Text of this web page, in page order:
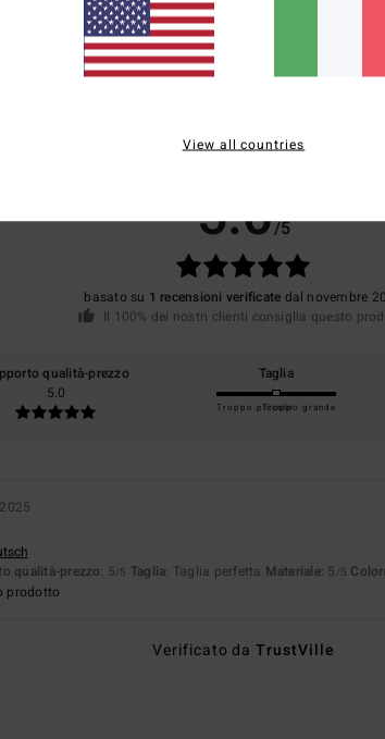
5.0/5
basato su 1 recensioni verificate dal novembre
Il 100% dei nostri clienti consiglia questo
qualità-prezzo
5.0
Taglia
Troppo piccoloTroppo grande
qualità-prezzo: 5/5 Taglia: Taglia perfetta Materiale: 5 /5
prodotto
Verificato daTrustVille
View all countries